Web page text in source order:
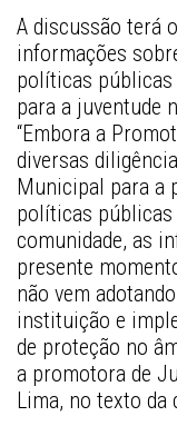
A discussão terá
informações
políticas públicas
para a juventude
“Embora a
diversas
Municipal para a
políticas públicas
comunidade, as
presente
não vem
instituição e
de proteção no
a promotora de
Lima, no texto da